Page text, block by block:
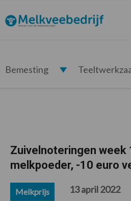
de
hoofdnavigatie
de
hoofd
de
eerste
de
voettekst
Melkveebedrijf.nl
Bemesting
Zuivelnoteringen week
melkpoeder, -10 euro
Melkprijs 13 april 2022